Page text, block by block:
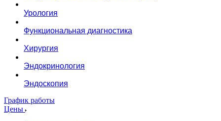
Урология
Функциональная диагностика
Хирургия
Эндокринология
Эндоскопия
График работы
Цены